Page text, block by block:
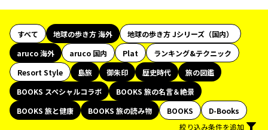
すべて 地球の歩き方 海外
地球の歩き方 Jシリーズ（国内）
aruco 海外
aruco 国内 Plat
ランキング&テクニック
Resort Style
島旅 御朱印 歴史時代
旅の図鑑
BOOKS スペシャルコラボ
BOOKS 旅の名言＆絶景
BOOKS 旅と健康
BOOKS 旅の読み物 BOOKS
D-Books
絞り込み条件を追加